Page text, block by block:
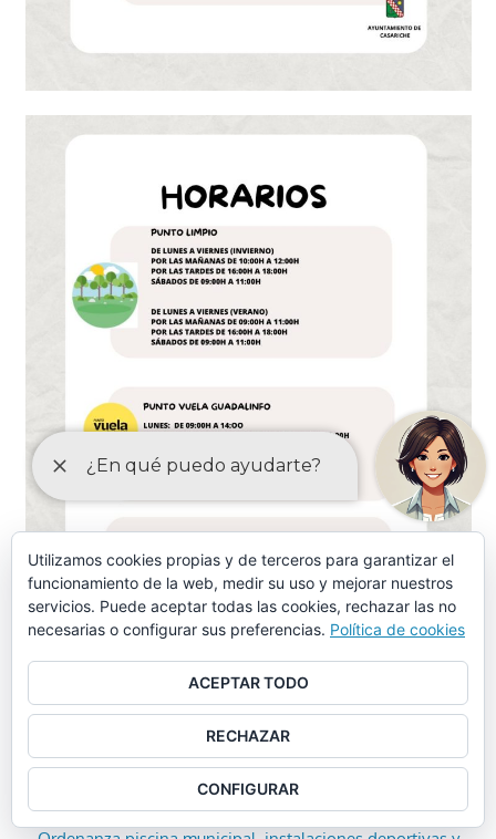
ORDENANZAS MAYO-2024
Utilizamos cookies propias y de terceros para garantizar el
funcionamiento de la web, medir su uso y mejorar nuestros
servicios. Puede aceptar todas las cookies, rechazar las no
necesarias o configurar sus preferencias. Política de cookies
ACEPTAR TODO
RECHAZAR
CONFIGURAR